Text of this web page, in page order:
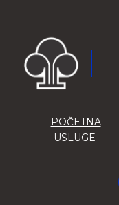
POČETNA
USLUGE